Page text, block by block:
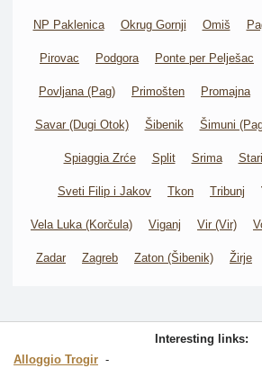
NP Paklenica Okrug Gornji Omiš
Pirovac Podgora Ponte per Pelješac
Povljana (Pag) Primošten Promajna
Savar (Dugi Otok) Šibenik Šimuni
Spiaggia Zrće Split Srima
Sveti Filip i Jakov Tkon Tribunj
Vela Luka (Korčula) Viganj Vir (Vir)
Zadar Zagreb Zaton (Šibenik) Žirje
Interesting links:
Alloggio Trogir